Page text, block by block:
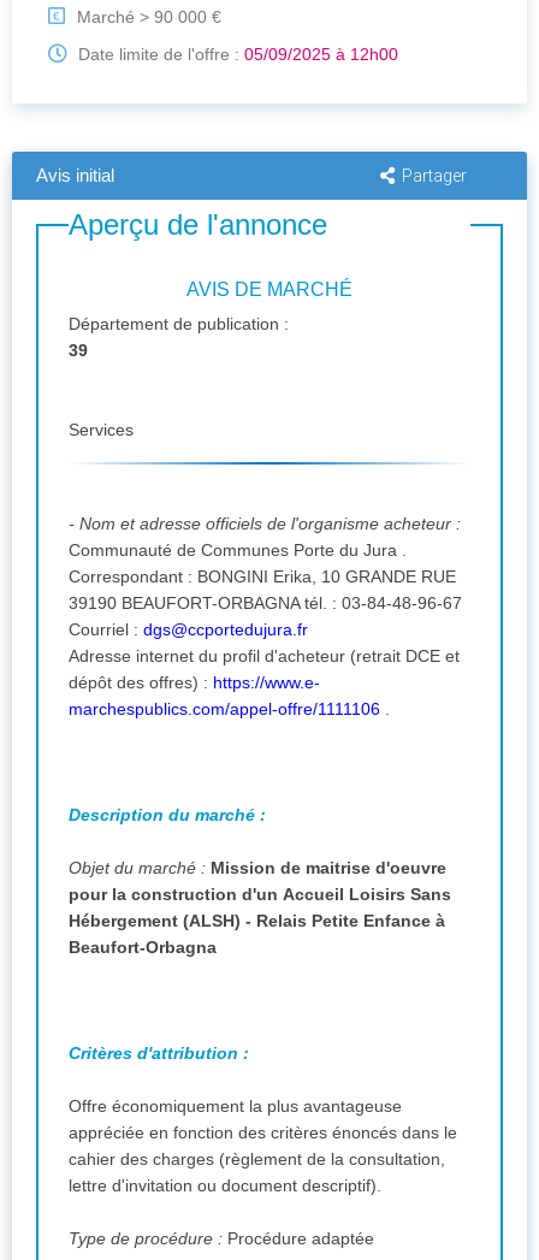
€
Marché > 90 000 €
Date limite de l'offre : 05/09/2025 à 12h00
Avis initial Partager
Aperçu de l'annonce
AVIS DE MARCHÉ
Département de publication :
39
Services
- Nom et adresse officiels de l'organisme acheteur :
Communauté de Communes Porte du Jura .
Correspondant : BONGINI Erika, 10 GRANDE RUE
39190 BEAUFORT-ORBAGNA tél. : 03-84-48-96-67
Courriel : dgs@ccportedujura.fr
Adresse internet du profil d'acheteur (retrait DCE et
dépôt des offres) : https://www.e-
marchespublics.com/appel-offre/1111106
Description du marché :
Objet du marché : Mission de maitrise d'oeuvre
pour la construction d'un Accueil Loisirs Sans
Hébergement (ALSH) - Relais Petite Enfance à
Beaufort-Orbagna
Critères d'attribution :
Offre économiquement la plus avantageuse
appréciée en fonction des critères énoncés dans le
cahier des charges (règlement de la consultation,
lettre d'invitation ou document descriptif).
Type de procédure : Procédure adaptée